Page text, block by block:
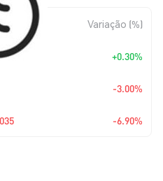
do Valor Variação (%)
+0.30%
-3.00%
-6.90%